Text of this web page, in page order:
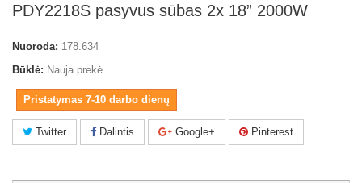
PDY2218S pasyvus sūbas 2x 18” 2000W
Nuoroda: 178.634
Būklė: Nauja prekė
Pristatymas 7-10 darbo dienų
Twitter Dalintis Google+ Pinterest